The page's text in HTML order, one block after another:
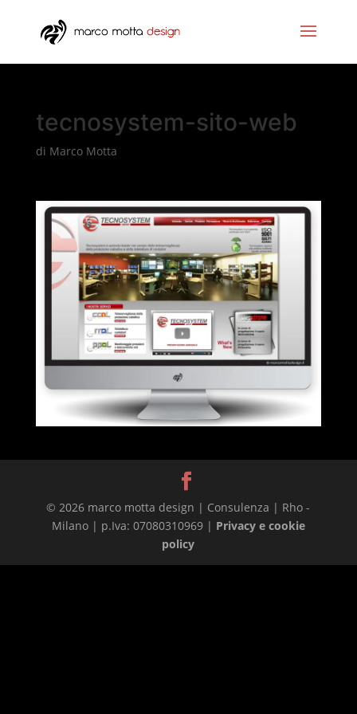
tecnosystem-sito-web
di Marco Motta
© 2026 marco motta design | Consulenza | Rho -
Milano | p.Iva: 07080310969 | Privacy e cookie
policy